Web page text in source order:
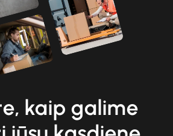
kaip galime